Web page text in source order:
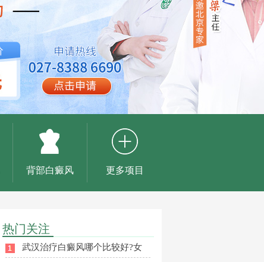
背部白癜风 更多项目
热门关注
武汉治疗白癜风哪个比较好?女